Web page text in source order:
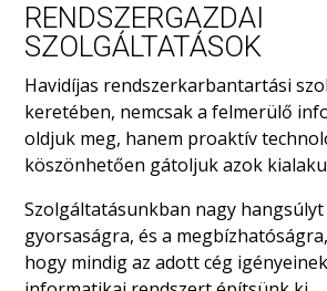
RENDSZERGAZDAI
SZOLGÁLTATÁSOK
Havidíjas rendszerkarbantartási
keretében, nemcsak a felmerülő
oldjuk meg, hanem proaktív
köszönhetően gátoljuk azok
Szolgáltatásunkban nagy
gyorsaságra, és a
hogy mindig az adott cég